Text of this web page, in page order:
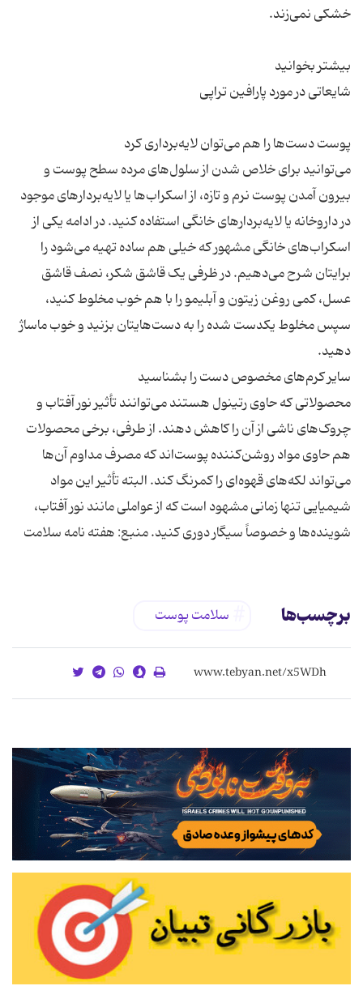
می‌توانید برای خلاص شدن از سلول‌های مرده سطح پوست و
بیرون آمدن پوست نرم و تازه، از اسکراب‌ها یا لایه‌بردارهای موجود
در داروخانه یا لایه‌بردارهای خانگی استفاده کنید. در ادامه یکی از
اسکراب‌های خانگی مشهور که خیلی هم ساده تهیه می‌شود را
برایتان شرح می‌دهیم. در ظرفی یک قاشق شکر، نصف قاشق
عسل، کمی روغن زیتون و آبلیمو را با هم خوب مخلوط کنید،
سپس مخلوط یکدست شده را به دست‌هایتان بزنید و خوب ماساژ
محصولاتی که حاوی رتینول هستند می‌توانند تأثیر نور آفتاب و
چروک‌های ناشی از آن را کاهش دهند. از طرفی، برخی محصولات
هم حاوی مواد روشن‌کننده پوست‌اند که مصرف مداوم آن‌ها
می‌تواند لکه‌های قهوه‌ای را کمرنگ کند. البته تأثیر این مواد
شیمیایی تنها زمانی مشهود است که از عواملی مانند نور آفتاب،
شوینده‌ها و خصوصاً سیگار دوری کنید. منبع: هفته نامه سلامت
برچسب‌ها سلامت پوست